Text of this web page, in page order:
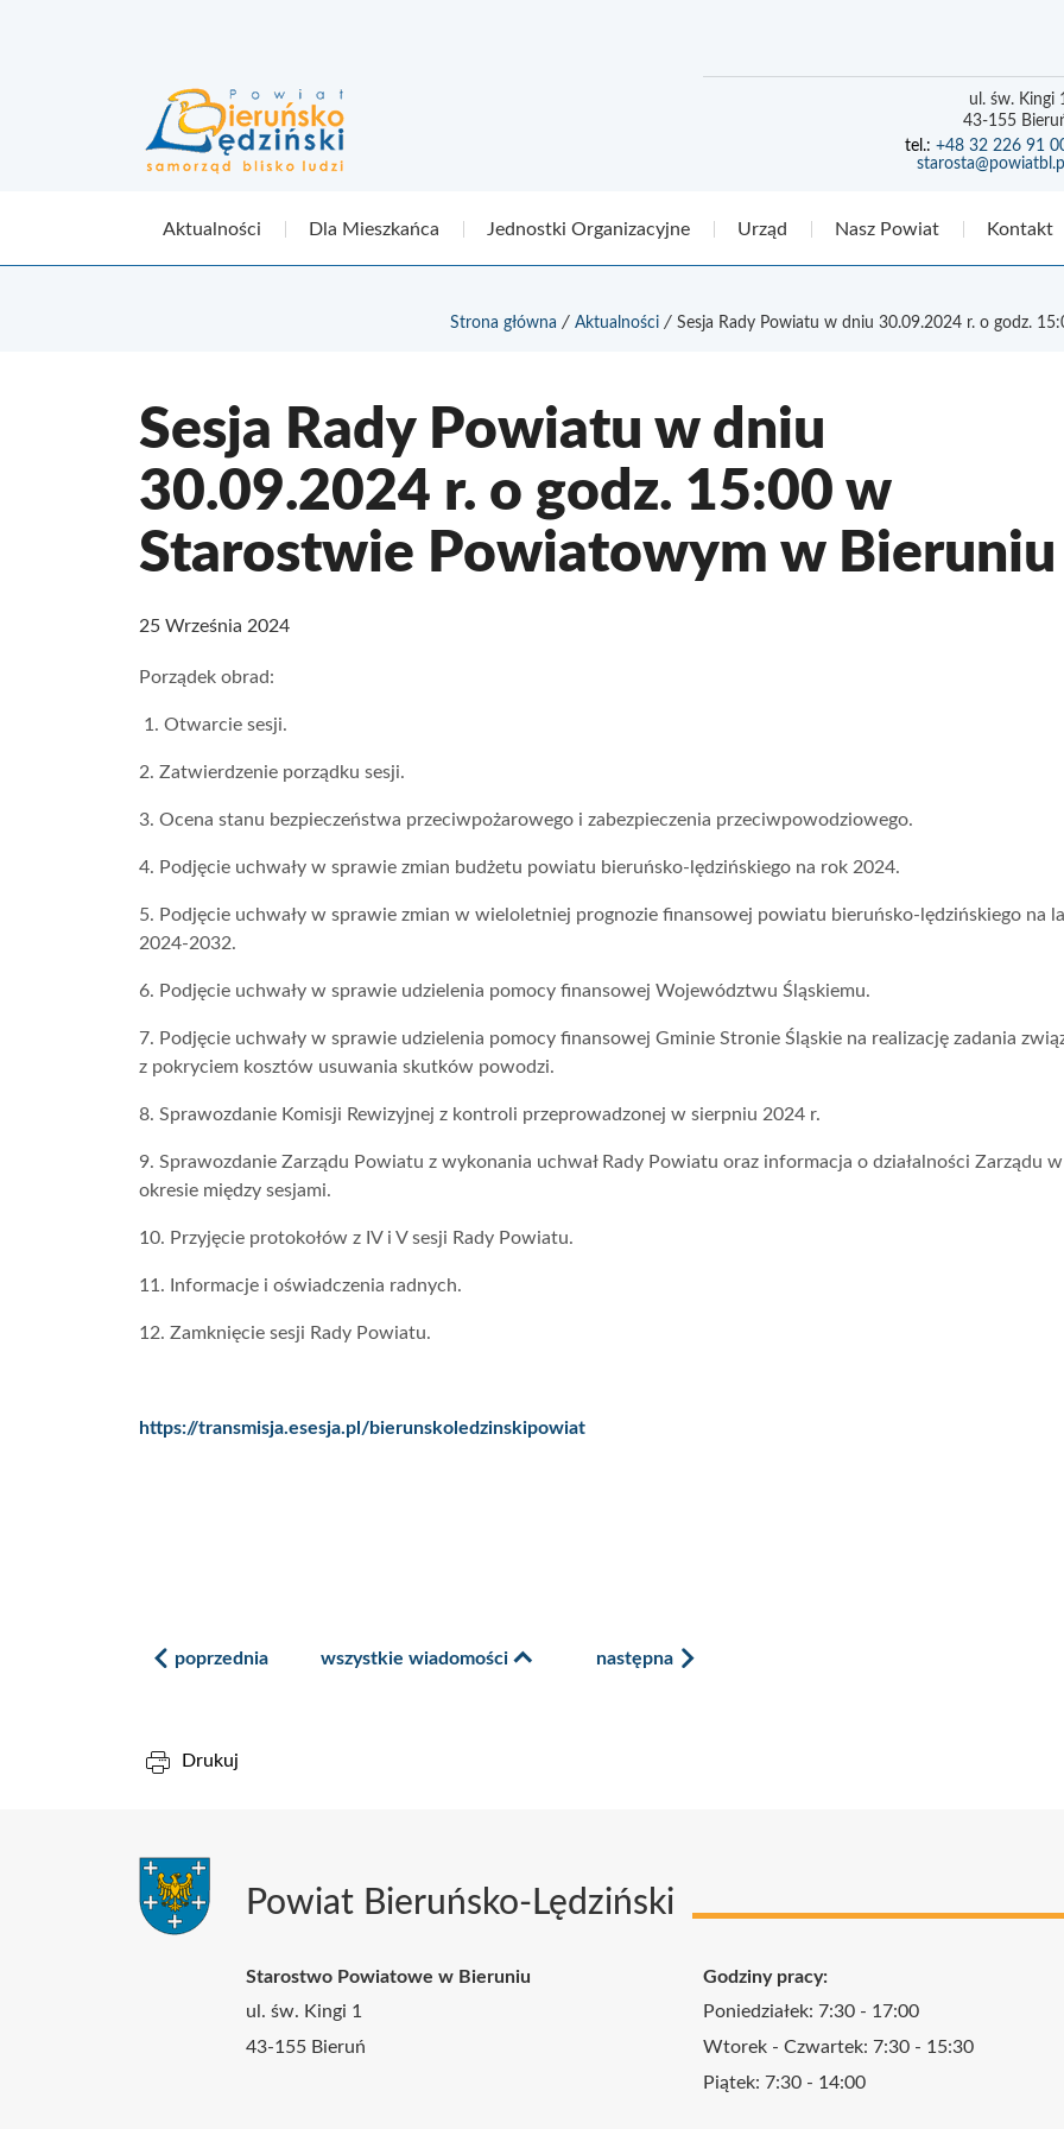
ul. św. Kingi
43-155
+48 32 226 91
starosta@powiatbl.pl
Aktualności Dla Mieszkańca Jednostki Organizacyjne Urząd Nasz Powiat Kontakt
Strona główna / Aktualności / Sesja Rady Powiatu w dniu 30.09.2024 r. o godz.
Sesja Rady Powiatu w dniu
30.09.2024 r. o godz. 15:00 w
Starostwie Powiatowym w Bieruniu
25 Września 2024
Porządek obrad:
1. Otwarcie sesji.
2. Zatwierdzenie porządku sesji.
3. Ocena stanu bezpieczeństwa przeciwpożarowego i zabezpieczenia przeciwpowodziowego.
4. Podjęcie uchwały w sprawie zmian budżetu powiatu bieruńsko-lędzińskiego na rok 2024.
5. Podjęcie uchwały w sprawie zmian w wieloletniej prognozie finansowej powiatu bieruńsko-lędzińskiego na
2024-2032.
6. Podjęcie uchwały w sprawie udzielenia pomocy finansowej Województwu Śląskiemu.
7. Podjęcie uchwały w sprawie udzielenia pomocy finansowej Gminie Stronie Śląskie na realizację zadania
z pokryciem kosztów usuwania skutków powodzi.
8. Sprawozdanie Komisji Rewizyjnej z kontroli przeprowadzonej w sierpniu 2024 r.
9. Sprawozdanie Zarządu Powiatu z wykonania uchwał Rady Powiatu oraz informacja o działalności Zarządu w
okresie między sesjami.
10. Przyjęcie protokołów z IV i V sesji Rady Powiatu.
11. Informacje i oświadczenia radnych.
12. Zamknięcie sesji Rady Powiatu.
https://transmisja.esesja.pl/bierunskoledzinskipowiat
poprzednia wszystkie wiadomości następna
Drukuj
Powiat Bieruńsko-Lędziński
Starostwo Powiatowe w Bieruniu
ul. św. Kingi 1
43-155 Bieruń
Godziny pracy:
Poniedziałek: 7:30 - 17:00
Wtorek - Czwartek: 7:30 - 15:30
Piątek: 7:30 - 14:00